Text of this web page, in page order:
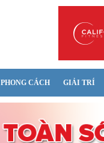
PHONG CÁCH GIẢI TRÍ